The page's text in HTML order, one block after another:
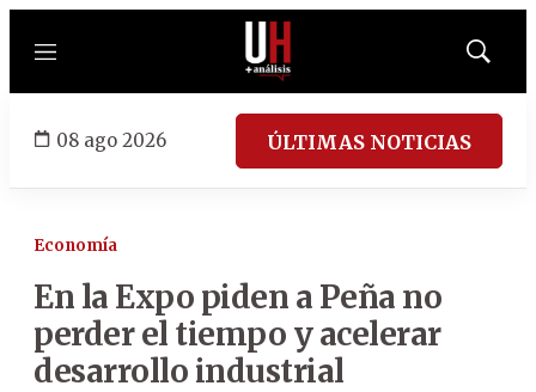
Menú
Mostrar
08 ago 2026 ÚLTIMAS NOTICIAS
Economía
En la Expo piden a Peña no
perder el tiempo y acelerar
desarrollo industrial